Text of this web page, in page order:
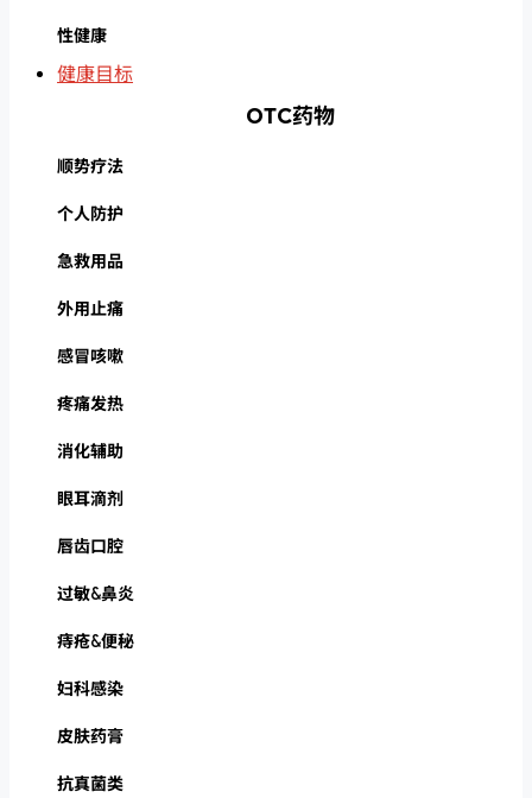
性健康
健康目标
OTC药物
顺势疗法
个人防护
急救用品
外用止痛
感冒咳嗽
疼痛发热
消化辅助
眼耳滴剂
唇齿口腔
过敏&鼻炎
痔疮&便秘
妇科感染
皮肤药膏
抗真菌类